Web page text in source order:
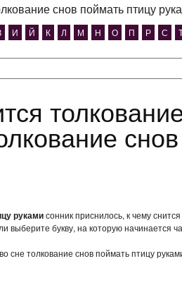
снов поймать птицу
И Й К Л М Н О П Р С
рукамисонник приснилось, к чему
выберите букву, на которую начинается
сне толкование снов поймать птицу